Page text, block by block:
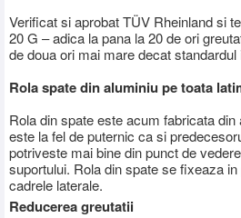
Verificat si aprobat TÜV Rheinland si
20 G – adica la pana la 20 de ori
de doua ori mai mare decat standardul
Rola spate din aluminiu pe toata
Rola din spate este acum fabricata
este la fel de puternic ca si
potriveste mai bine din punct de
suportului. Rola din spate se fixeaza
cadrele laterale.
Reducerea greutatii